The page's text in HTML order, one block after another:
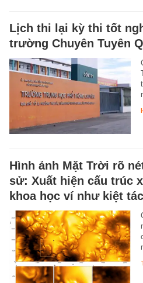
Lịch thi lại kỳ thi tốt
trường Chuyên Tuyên
Hình ảnh Mặt Trời rõ
sử: Xuất hiện cấu trúc
khoa học ví như kiệt